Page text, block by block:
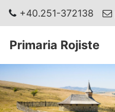
+40.251-372138
Primaria Rojiste